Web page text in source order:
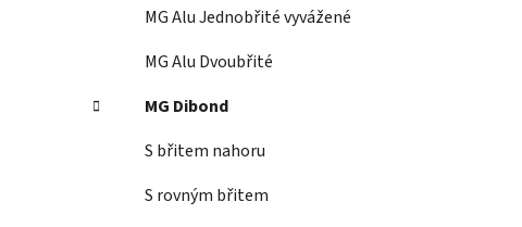
MG Alu Jednobřité vyvážené
MG Alu Dvoubřité
MG Dibond
S břitem nahoru
S rovným břitem